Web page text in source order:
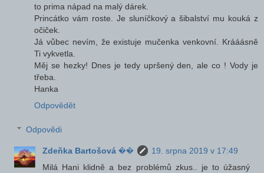
to prima nápad na malý dárek.
Princátko vám roste. Je sluníčkový a šibalství mu kouká z
očiček.
Já vůbec nevím, že existuje mučenka venkovní. Krááásně
Ti vykvetla.
Měj se hezky! Dnes je tedy upršený den, ale co ! Vody je
třeba.
Hanka
Odpovědět
Odpovědi
Zdeňka Bartošová ��
19. srpna 2019 v 17:49
Milá Hani klidně a bez problémů zkus.. je to úžasný